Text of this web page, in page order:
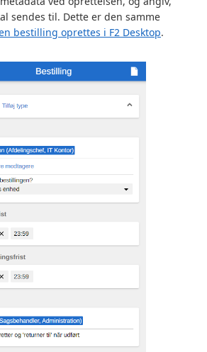
sendes til. Dette er den samme
bestilling oprettes i F2 Desktop.